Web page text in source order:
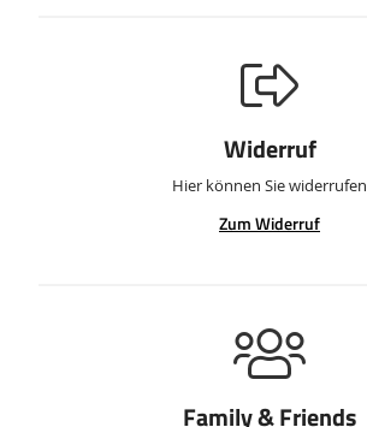
Widerruf
Hier können Sie widerrufen
Zum Widerruf
Family & Friends